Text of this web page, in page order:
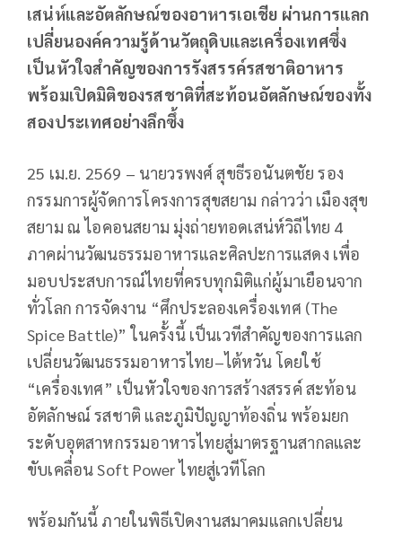
เสน่ห์และอัตลักษณ์ของอาหารเอเชีย ผ่านการแลก
เปลี่ยนองค์ความรู้ด้านวัตถุดิบและเครื่องเทศซึ่ง
เป็นหัวใจสำคัญของการรังสรรค์รสชาติอาหาร
พร้อมเปิดมิติของรสชาติที่สะท้อนอัตลักษณ์ของทั้ง
สองประเทศอย่างลึกซึ้ง
25 เม.ย. 2569 – นายวรพงศ์ สุขธีรอนันตชัย รอง
กรรมการผู้จัดการโครงการสุขสยาม กล่าวว่า เมืองสุข
สยาม ณ ไอคอนสยาม มุ่งถ่ายทอดเสน่ห์วิถีไทย 4
ภาคผ่านวัฒนธรรมอาหารและศิลปะการแสดง เพื่อ
มอบประสบการณ์ไทยที่ครบทุกมิติแก่ผู้มาเยือนจาก
ทั่วโลก การจัดงาน “ศึกประลองเครื่องเทศ (The
Spice Battle)” ในครั้งนี้ เป็นเวทีสำคัญของการแลก
เปลี่ยนวัฒนธรรมอาหารไทย–ไต้หวัน โดยใช้
“เครื่องเทศ” เป็นหัวใจของการสร้างสรรค์ สะท้อน
อัตลักษณ์ รสชาติ และภูมิปัญญาท้องถิ่น พร้อมยก
ระดับอุตสาหกรรมอาหารไทยสู่มาตรฐานสากลและ
ขับเคลื่อน Soft Power ไทยสู่เวทีโลก
พร้อมกันนี้ ภายในพิธีเปิดงานสมาคมแลกเปลี่ยน